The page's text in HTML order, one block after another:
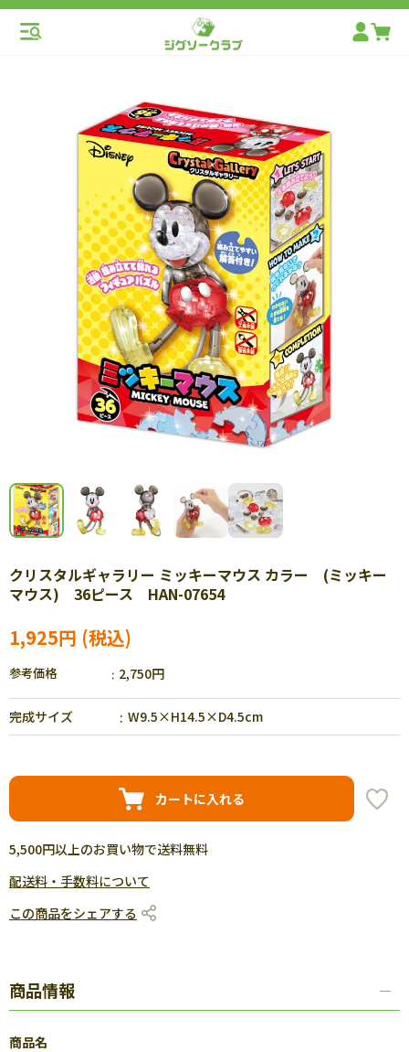
クリスタルギャラリー ミッキーマウス カラー (ミッキー
マウス) 36ピース HAN-07654
1,925円
参考価格 2,750円
完成サイズ W9.5×H14.5×D4.5cm
カートに入れる
5,500円以上のお買い物で送料無料
配送料・手数料について
この商品をシェアする
商品情報
商品名